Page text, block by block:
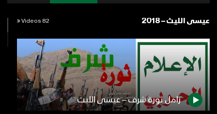
عيسى الليث – 2018 82 Videos
زامل ثورة شرف – عيسى الليث